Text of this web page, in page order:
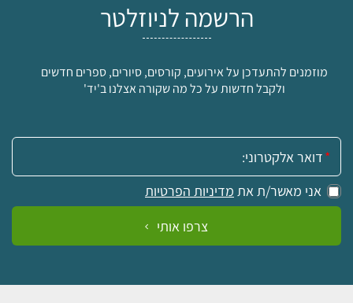
הרשמה לניוזלטר
מוזמנים להתעדכן על אירועים, קורסים, סיורים, ספרים חדשים
ולקבל חדשות על כל מה שקורה אצלנו ב'יד'
אימייל:
אני מאשר/ת את מדיניות הפרטיות
צרפו אותי